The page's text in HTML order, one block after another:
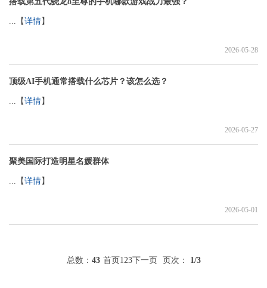
...【详情】
2026-05-28
顶级AI手机通常搭载什么芯片？该怎么选？
...【详情】
2026-05-27
聚美国际打造明星名媛群体
...【详情】
2026-05-01
总数： 43 首页123下一页 页次： 1/3